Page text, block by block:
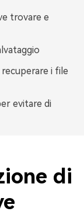
trovare e
i file
evitare di
di